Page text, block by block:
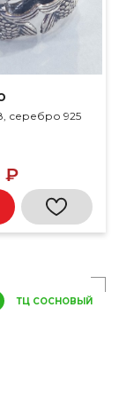
серебро 925
₽
ТЦ СОСНОВЫЙ